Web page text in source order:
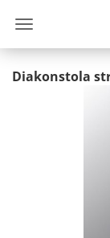
Diakonstola